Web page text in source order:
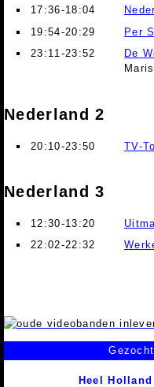
17:36-18:04
19:54-20:29
Per
23:11-23:52
De
Nederland 2
20:10-23:50 TV-
Nederland 3
12:30-13:20
22:02-22:32
Heel